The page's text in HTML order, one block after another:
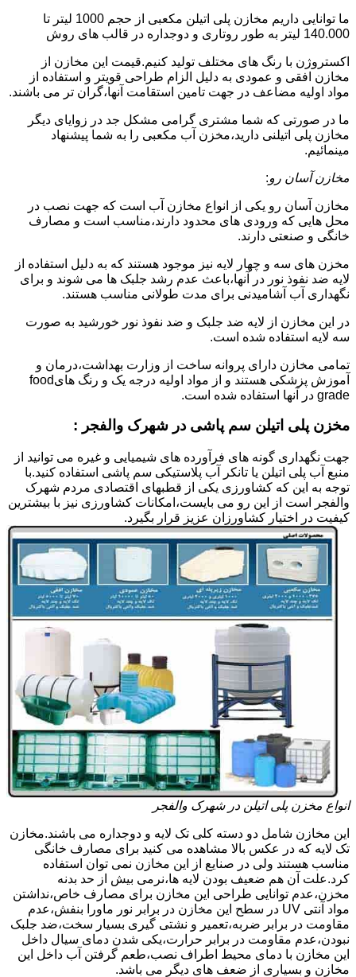
ما توانایی داریم مخازن پلی اتیلن مکعبی از حجم 1000 لیتر تا
140.000 لیتر به طور روتاری و دوجداره در قالب های روش
اکستروژن با رنگ های مختلف تولید کنیم.قیمت این مخازن از
مخازن افقی و عمودی به دلیل الزام طراحی قویتر و استفاده از
مواد اولیه مضاعف در جهت تامین استقامت آنها،گران تر می باشند.
ما در صورتی که شما مشتری گرامی مشکل جد در زوایای دیگر
مخازن پلی اتیلنی دارید،مخزن آب مکعبی را به شما پیشنهاد
مینمائیم.
مخازن آسان رو:
مخازن آسان رو یکی از انواع مخازن آب است که جهت نصب در
محل هایی که ورودی های محدود دارند،مناسب است و مصارف
خانگی و صنعتی دارند.
مخزن های سه و چهار لایه نیز موجود هستند که به دلیل استفاده از
لایه ضد نفوذ نور در آنها،باعث عدم رشد جلبک ها می شوند و برای
نگهداری آب آشامیدنی برای مدت طولانی مناسب هستند.
در این مخازن از لایه ضد جلبک و ضد نفوذ نور خورشید به صورت
سه لایه استفاده شده است.
تمامی مخازن دارای پروانه ساخت از وزارت بهداشت،درمان و
آموزش پزشکی هستند و از مواد اولیه درجه یک و رنگ هایfood
grade در آنها استفاده شده است.
مخزن پلی اتیلن سم پاشی در شهرک والفجر :
جهت نگهداری گونه های فرآورده های شیمیایی و غیره می توانید از
منبع آب پلی اتیلن یا تانکر آب پلاستیکی سم پاشی استفاده کنید.با
توجه به این که کشاورزی یکی از قطبهای اقتصادی مردم شهرک
والفجر است از این رو می بایست،امکانات کشاورزی نیز با بیشترین
کیفیت در اختیار کشاورزان عزیز قرار بگیرد.
انواع مخزن پلی اتیلن در شهرک والفجر
این مخازن شامل دو دسته کلی تک لایه و دوجداره می باشند.مخازن
تک لایه که در عکس بالا مشاهده می کنید برای مصارف خانگی
مناسب هستند ولی در صنایع از این مخازن نمی توان استفاده
کرد.علت آن هم ضعیف بودن لایه ها،نرمی بیش از حد بدنه
مخزن،عدم توانایی طراحی این مخازن برای مصارف خاص،نداشتن
مواد آنتی UV در سطح این مخازن در برابر نور ماورا بنفش،عدم
مقاومت در برابر ضربه،تعمیر و نشتی گیری بسیار سخت،ضد جلبک
نبودن،عدم مقاومت در برابر حرارت،یکی شدن دمای سیال داخل
این مخازن با دمای محیط اطراف نصب،طعم گرفتن آب داخل این
مخازن و بسیاری از ضعف های دیگر می باشد.